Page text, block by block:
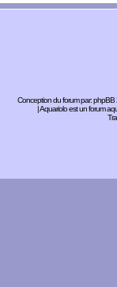
Conception du forum par:phpBB
| Aquariolo est un forum